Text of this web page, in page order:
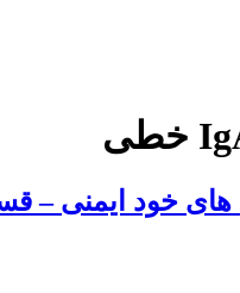
های خود ایمنی –